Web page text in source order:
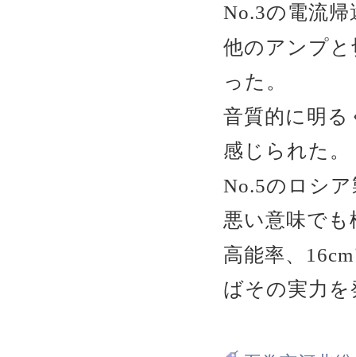
No.3の電流
他のアンプ
った。
音質的に明
感じられた。
No.5のロシ
悪い意味で
高能率、
ばその実力